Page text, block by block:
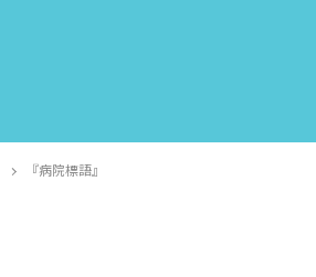
『病院標語』